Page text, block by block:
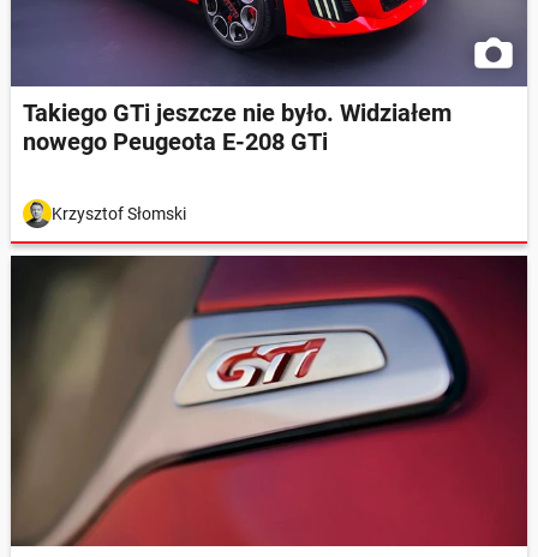
Takiego GTi jeszcze nie było. Widziałem
nowego Peugeota E-208 GTi
Krzysztof Słomski